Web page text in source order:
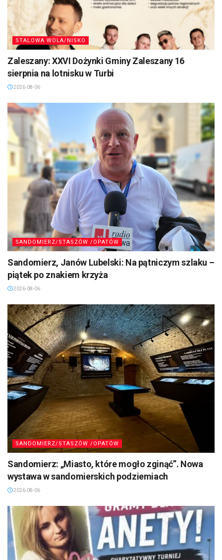
STALOWA WOLA/NISKO
Zaleszany: XXVI Dożynki Gminy Zaleszany 16
sierpnia na lotnisku w Turbi
2026-08-06
SANDOMIERZ/STASZÓW /OPATÓW
Sandomierz, Janów Lubelski: Na pątniczym szlaku –
piątek po znakiem krzyża
2026-08-06
SANDOMIERZ/STASZÓW /OPATÓW
Sandomierz: „Miasto, które mogło zginąć”. Nowa
wystawa w sandomierskich podziemiach
2026-08-06